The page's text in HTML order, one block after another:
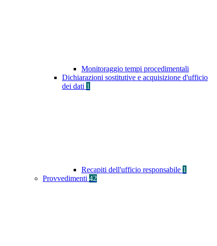
Monitoraggio tempi procedimentali
Dichiarazioni sostitutive e acquisizione d'ufficio
dei dati 1
Recapiti dell'ufficio responsabile 1
Provvedimenti 42